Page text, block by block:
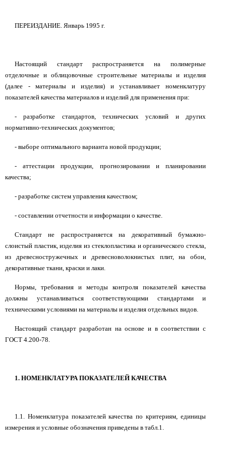
ПЕРЕИЗДАНИЕ. Январь 1995 г.
Настоящий стандарт распространяется на полимерные
отделочные и облицовочные строительные материалы и изделия
(далее - материалы и изделия) и устанавливает номенклатуру
показателей качества материалов и изделий для применения при:
- разработке стандартов, технических условий и других
нормативно-технических документов;
- выборе оптимального варианта новой продукции;
- аттестации продукции, прогнозировании и планировании
качества;
- разработке систем управления качеством;
- составлении отчетности и информации о качестве.
Стандарт не распространяется на декоративный бумажно-
слоистый пластик, изделия из стеклопластика и органического стекла,
из древесностружечных и древесноволокнистых плит, на обои,
декоративные ткани, краски и лаки.
Нормы, требования и методы контроля показателей качества
должны устанавливаться соответствующими стандартами и
техническими условиями на материалы и изделия отдельных видов.
Настоящий стандарт разработан на основе и в соответствии с
ГОСТ 4.200-78.
1. НОМЕНКЛАТУРА ПОКАЗАТЕЛЕЙ КАЧЕСТВА
1.1. Номенклатура показателей качества по критериям, единицы
измерения и условные обозначения приведены в табл.1.